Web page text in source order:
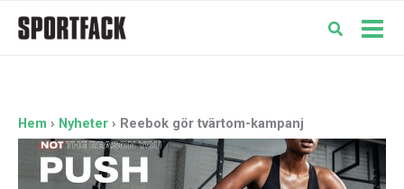
Hem Nyheter Reebok gör tvärtom-kampanj